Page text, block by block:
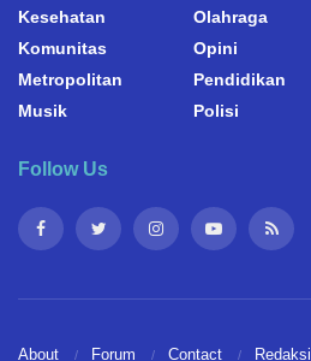
Kesehatan
Komunitas
Metropolitan
Musik
Olahraga
Opini
Pendidikan
Polisi
Follow Us
About Forum Contact Redaksi